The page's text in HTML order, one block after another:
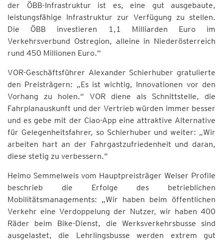
der ÖBB-Infrastruktur ist es, eine gut ausgebaute,
leistungsfähige Infrastruktur zur Verfügung zu stellen.
Die ÖBB investieren 1,1 Milliarden Euro im
Verkehrsverbund Ostregion, alleine in Niederösterreich
rund 450 Millionen Euro.“
VOR-Geschäftsführer Alexander Schierhuber gratulierte
den Preisträgern: „Es ist wichtig, Innovationen vor den
Vorhang zu holen.“ VOR diene als Schnittstelle, die
Fahrplanauskunft und der Vertrieb würden immer besser
und es gebe mit der Ciao-App eine attraktive Alternative
für Gelegenheitsfahrer, so Schierhuber und weiter: „Wir
arbeiten hart an der Fahrgastzufriedenheit und daran,
diese stetig zu verbessern.“
Heimo Semmelweis vom Hauptpreisträger Welser Profile
beschrieb die Erfolge des betrieblichen
Mobilitätsmanagements: „Wir haben beim öffentlichen
Verkehr eine Verdoppelung der Nutzer, wir haben 400
Räder beim Bike-Dienst, die Werksverkehrsbusse sind
ausgelastet, die Lehrlingsbusse werden extrem gut